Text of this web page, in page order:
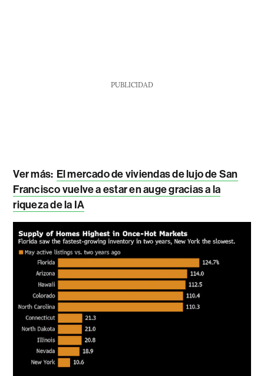
PUBLICIDAD
Ver más: El mercado de viviendas de lujo de San
Francisco vuelve a estar en auge gracias a la
riqueza de la IA